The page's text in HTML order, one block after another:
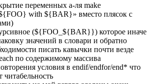
переменных а-ля make
with ${BAR}» вместо плясок с
(${FOO_${BAR}}) которое иначе
значений в словари и обратно
писать кавычки почти везде
по содержимому массива
условия в endif/endfor/end* что
читабельность